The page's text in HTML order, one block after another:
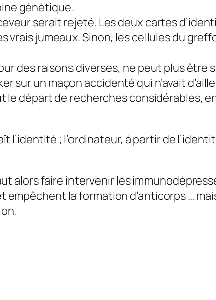
génétique.
serait rejeté. Les deux cartes
jumeaux. Sinon, les cellules du
des raisons diverses, ne peut plus être
sur un maçon accidenté qui n’avait
le départ de recherches considérables,
; l’ordinateur, à partir de
alors faire intervenir les
la formation d’anticorps …